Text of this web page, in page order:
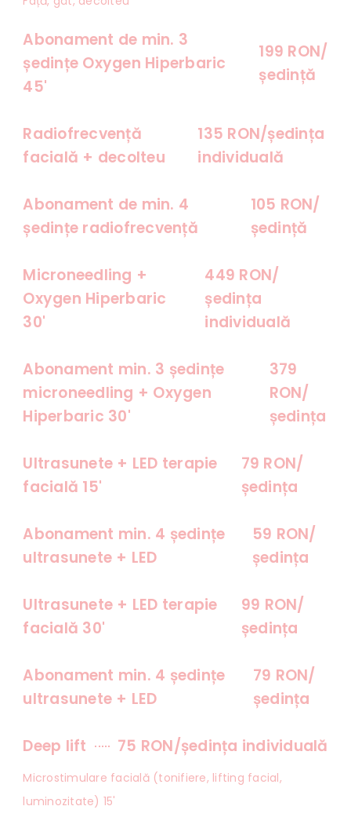
Abonament de min. 3
ședințe Oxygen Hiperbaric
45'
199 RON/
ședință
Radiofrecvență
facială + decolteu
135 RON/ședința
individuală
Abonament de min. 4
ședințe radiofrecvență
105 RON/
ședință
Microneedling +
Oxygen Hiperbaric
30'
449 RON/
ședința
individuală
Abonament min. 3 ședințe
microneedling + Oxygen
Hiperbaric 30'
379
RON/
ședința
Ultrasunete + LED terapie
facială 15'
79 RON/
ședința
Abonament min. 4 ședințe
ultrasunete + LED
59 RON/
ședința
Ultrasunete + LED terapie
facială 30'
99 RON/
ședința
Abonament min. 4 ședințe
ultrasunete + LED
79 RON/
ședința
Deep lift 75 RON/ședința individuală
Microstimulare facială (tonifiere, lifting facial,
luminozitate) 15'